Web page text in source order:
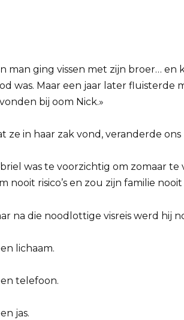
man ging vissen met zijn broer…
was. Maar een jaar later fluisterde
bij oom Nick.»
ze in haar zak vond, veranderde
was te voorzichtig om zomaar
nooit risico’s en zou zijn familie
na die noodlottige visreis werd hij
lichaam.
telefoon.
jas.